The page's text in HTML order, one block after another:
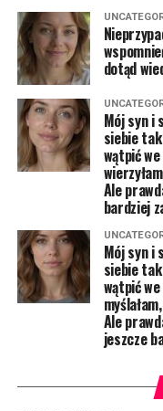
dotąd
Mój syn i
siebie
wątpić
Ale
bardziej
Mój syn i
siebie
wątpić
Ale
jeszcze